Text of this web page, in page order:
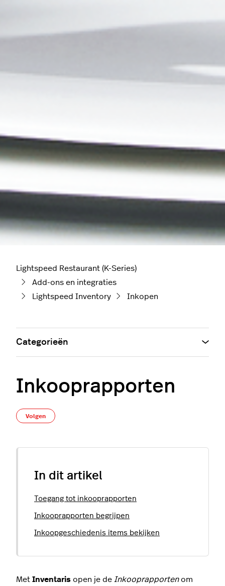
Lightspeed Restaurant (K-Series)
Add-ons en integraties
Lightspeed Inventory
Inkopen
Inkooprapporten
Volgen
In dit artikel
Toegang tot inkooprapporten
Inkooprapporten begrijpen
Inkoopgeschiedenis items bekijken
Met Inventaris open je de Inkooprapportenom
Categorieën